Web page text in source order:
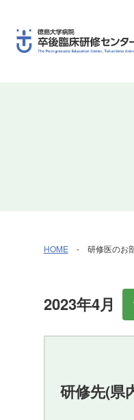
HOME- 研修医のお
2023年4月
研修先(県